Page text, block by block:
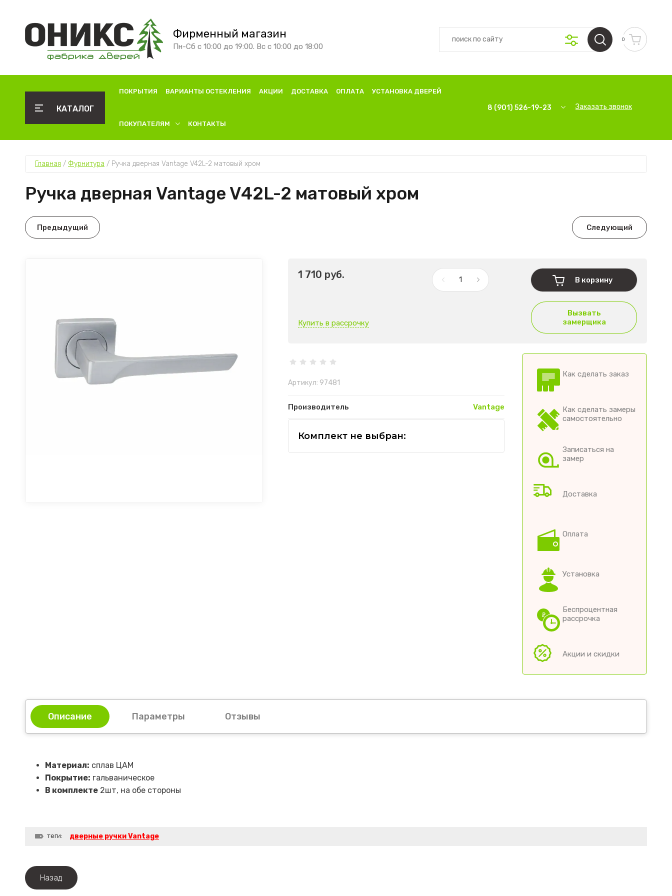
Фирменный магазин
Пн-Сб с 10:00 до 19:00. Вс с 10:00 до 18:00
0
КАТАЛОГ
ПОКРЫТИЯ ВАРИАНТЫ ОСТЕКЛЕНИЯ АКЦИИ ДОСТАВКА ОПЛАТА УСТАНОВКА ДВЕРЕЙ
ПОКУПАТЕЛЯМ КОНТАКТЫ
8 (901) 526-19-23 Заказать звонок
Главная / Фурнитура / Ручка дверная Vantage V42L-2 матовый хром
Ручка дверная Vantage V42L-2 матовый хром
Предыдущий Следующий
1 710 руб. В корзину
Вызвать
замерщика
Купить в рассрочку
Артикул: 97481
Производитель Vantage
Комплект не выбран:
Как сделать заказ
Как сделать замеры
самостоятельно
Записаться на
замер
Доставка
Оплата
Установка
Беспроцентная
рассрочка
Акции и скидки
Описание Параметры Отзывы
Материал: сплав ЦАМ
Покрытие: гальваническое
В комплекте 2шт, на обе стороны
теги: дверные ручки Vantage
Назад